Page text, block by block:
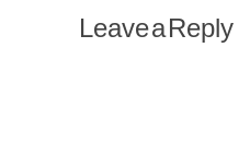
Leave a Reply